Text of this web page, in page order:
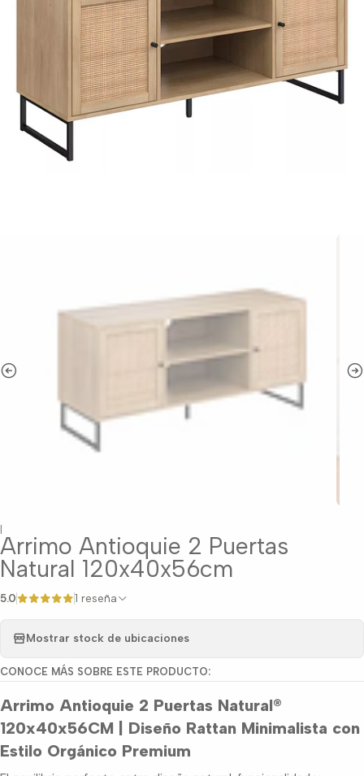
|
Arrimo Antioquie 2 Puertas
Natural 120x40x56cm
5.0 1 reseña
Mostrar stock de ubicaciones
CONOCE MÁS SOBRE ESTE PRODUCTO:
Arrimo Antioquie 2 Puertas Natural®
120x40x56CM | Diseño Rattan Minimalista con
Estilo Orgánico Premium